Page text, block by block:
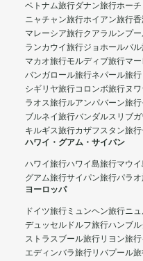
ベトナム旅行ダナン旅行ホー
ニャチャン旅行ホイアン旅行
マレーシア旅行クアラルンプ
ランカウイ旅行ジョホールバ
マカオ旅行モルディブ旅行マ
バンガロール旅行ネパール旅行
シギリヤ旅行コロンボ旅行ヌ
ラオス旅行ルアンパバーン旅行
ブルネイ旅行バンダルスリブ
キルギス旅行カザフスタン旅行
ハワイ・グアム・サイパン
ハワイ旅行ハワイ島旅行マウ
グアム旅行サイパン旅行パラ
ヨーロッパ
ドイツ旅行 ミュンヘン旅行ニ
デュッセルドルフ旅行ハンブ
ストラスブール旅行リヨン旅行
エディンバラ旅行リバプール